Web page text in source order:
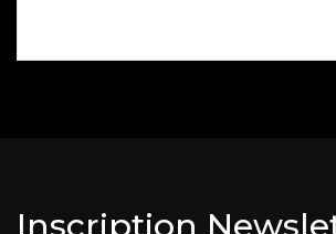
Inscription